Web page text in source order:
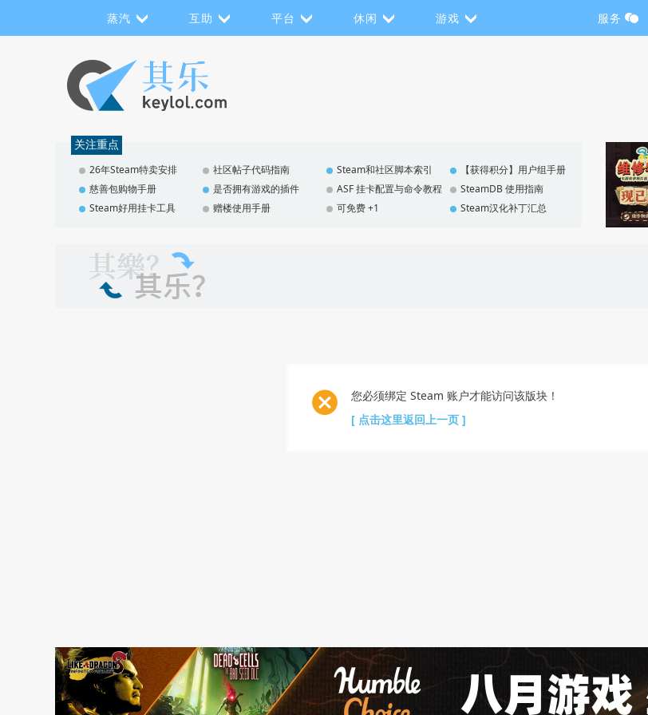
蒸汽 互助 平台 休闲 游戏 服务
关注重点
26年Steam特卖安排 社区帖子代码指南 Steam和社区脚本索引
【获得积分】用户组手册
慈善包购物手册
是否拥有游戏的插件 ASF 挂卡配置与命令教程
SteamDB 使用指南
Steam好用挂卡工具
赠楼使用手册 可免费 +1 Steam汉化补丁汇总
您必须绑定 Steam 账户才能访问该版块！
[ 点击这里返回上一页 ]